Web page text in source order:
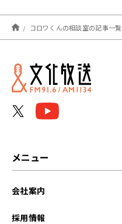
2021年03月
コロワくんの相談室の記事一覧
メニュー
会社案内
採用情報